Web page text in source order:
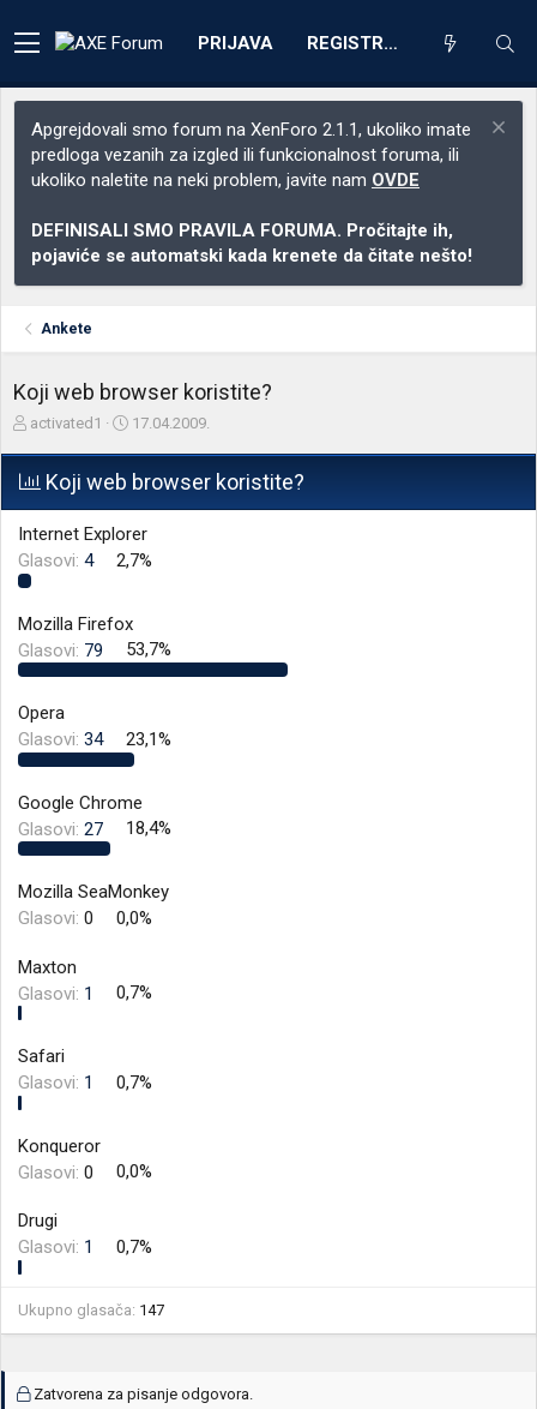
PRIJAVA REGISTRACIJA
Apgrejdovali smo forum na XenForo 2.1.1, ukoliko imate
predloga vezanih za izgled ili funkcionalnost foruma, ili
ukoliko naletite na neki problem, javite nam OVDE
DEFINISALI SMO PRAVILA FORUMA. Pročitajte ih,
pojaviće se automatski kada krenete da čitate nešto!
Ankete
Koji web browser koristite?
Z
e
t
n
i
k
e
e
activated1
D
u
m
p
o
e
t
a
n
17.04.2009.
Koji web browser koristite?
Internet Explorer
Glasovi: 4 2,7%
Mozilla Firefox
Glasovi: 79 53,7%
Opera
Glasovi: 34 23,1%
Google Chrome
Glasovi: 27 18,4%
Mozilla SeaMonkey
Glasovi: 0 0,0%
Maxton
Glasovi: 1 0,7%
Safari
Glasovi: 1 0,7%
Konqueror
Glasovi: 0 0,0%
Drugi
Glasovi: 1 0,7%
Ukupno glasača 147
Zatvorena za pisanje odgovora.